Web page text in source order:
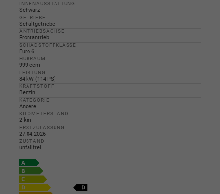
INNENAUSSTATTUNG
Schwarz
GETRIEBE
Schaltgetriebe
ANTRIEBSACHSE
Frontantrieb
SCHADSTOFFKLASSE
Euro 6
HUBRAUM
999 ccm
LEISTUNG
84 kW (114 PS)
KRAFTSTOFF
Benzin
KATEGORIE
Andere
KILOMETERSTAND
2 km
ERSTZULASSUNG
27.04.2026
ZUSTAND
unfallfrei